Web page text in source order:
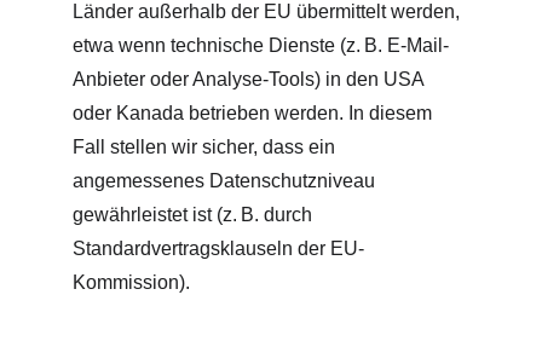
Länder außerhalb der EU übermittelt werden,
etwa wenn technische Dienste (z. B. E-Mail-
Anbieter oder Analyse-Tools) in den USA
oder Kanada betrieben werden. In diesem
Fall stellen wir sicher, dass ein
angemessenes Datenschutzniveau
gewährleistet ist (z. B. durch
Standardvertragsklauseln der EU-
Kommission).